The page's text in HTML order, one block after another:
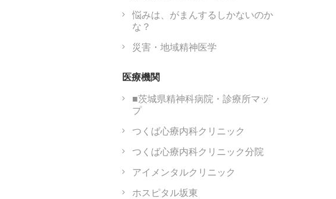
悩みは、がまんするしかないのか
な？
災害・地域精神医学
医療機関
■茨城県精神科病院・診療所マッ
プ
つくば心療内科クリニック
つくば心療内科クリニック分院
アイメンタルクリニック
ホスピタル坂東